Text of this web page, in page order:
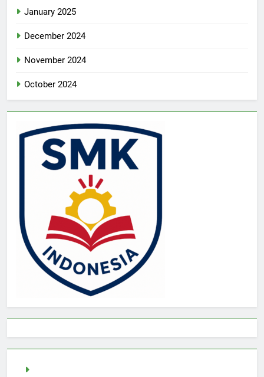
January 2025
December 2024
November 2024
October 2024